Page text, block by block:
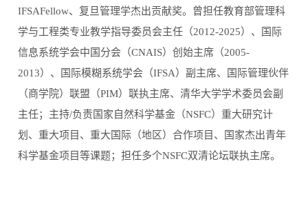
IFSAFellow、复旦管理学杰出贡献奖。曾担任教育部管理科
学与工程类专业教学指导委员会主任（2012-2025）、国际
信息系统学会中国分会（CNAIS）创始主席（2005-
2013）、国际模糊系统学会（IFSA）副主席、国际管理伙伴
（商学院）联盟（PIM）联执主席、清华大学学术委员会副
主任；主持/负责国家自然科学基金（NSFC）重大研究计
划、重大项目、重大国际（地区）合作项目、国家杰出青年
科学基金项目等课题；担任多个NSFC双清论坛联执主席。